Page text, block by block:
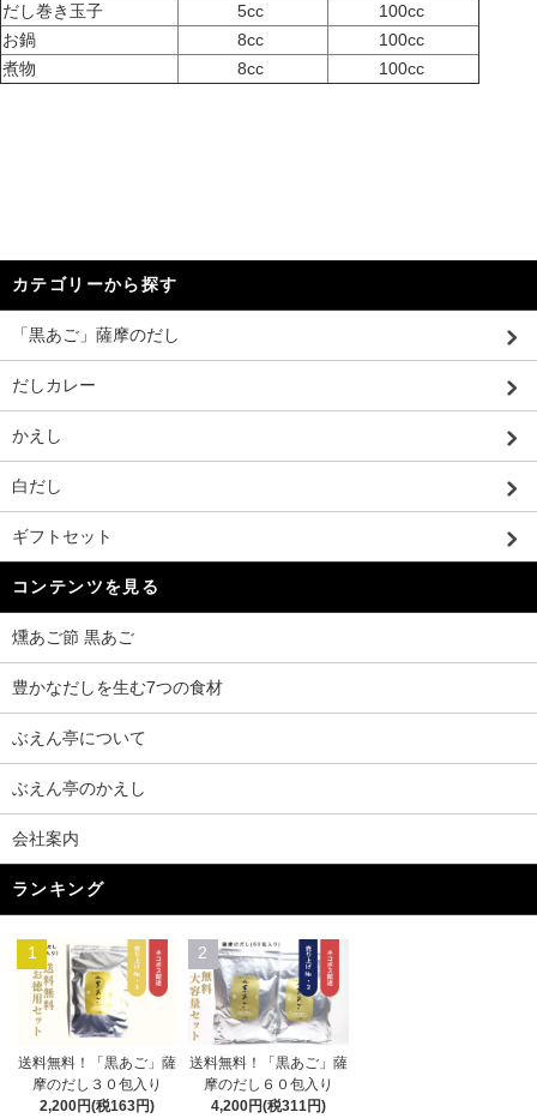
だし巻き玉子
5cc
100cc
お鍋
8cc
100cc
煮物
8cc 100cc
カテゴリーから探す
「黒あご」薩摩のだし
だしカレー
かえし
白だし
ギフトセット
コンテンツを見る
燻あご節 黒あご
豊かなだしを生む7つの食材
ぶえん亭について
ぶえん亭のかえし
会社案内
ランキング
1
送料無料！「黒あご」薩
摩のだし３０包入り
2,200円(税163円)
2
送料無料！「黒あご」薩
摩のだし６０包入り
4,200円(税311円)